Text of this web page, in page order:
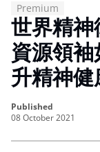
Premium
世界精神
資源領
升精神健
published
08 October 2021